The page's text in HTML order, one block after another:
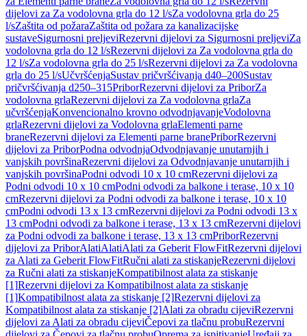
dijelovi za Za vodolovna grla do 12 l/sZa vodolovna grla do 25
l/sZaštita od požaraZaštita od požara za kanalizacijske
sustaveSigurnosni preljeviRezervni dijelovi za Sigurnosni preljeviZa
vodolovna grla do 12 l/sRezervni dijelovi za Za vodolovna grla do
12 l/sZa vodolovna grla do 25 l/sRezervni dijelovi za Za vodolovna
grla do 25 l/sUčvršćenjaSustav pričvršćivanja d40–200Sustav
pričvršćivanja d250–315PriborRezervni dijelovi za PriborZa
vodolovna grlaRezervni dijelovi za Za vodolovna grlaZa
učvršćenjaKonvencionalno krovno odvodnjavanjeVodolovna
grlaRezervni dijelovi za Vodolovna grlaElementi parne
braneRezervni dijelovi za Elementi parne branePriborRezervni
dijelovi za PriborPodna odvodnjaOdvodnjavanje unutarnjih i
vanjskih površinaRezervni dijelovi za Odvodnjavanje unutarnjih i
vanjskih površinaPodni odvodi 10 x 10 cmRezervni dijelovi za
Podni odvodi 10 x 10 cmPodni odvodi za balkone i terase, 10 x 10
cmRezervni dijelovi za Podni odvodi za balkone i terase, 10 x 10
cmPodni odvodi 13 x 13 cmRezervni dijelovi za Podni odvodi 13 x
13 cmPodni odvodi za balkone i terase, 13 x 13 cmRezervni dijelovi
za Podni odvodi za balkone i terase, 13 x 13 cmPriborRezervni
dijelovi za PriborAlatiAlatiAlati za Geberit FlowFitRezervni dijelovi
za Alati za Geberit FlowFitRučni alati za stiskanjeRezervni dijelovi
za Ručni alati za stiskanjeKompatibilnost alata za stiskanje
[1]Rezervni dijelovi za Kompatibilnost alata za stiskanje
[1]Kompatibilnost alata za stiskanje [2]Rezervni dijelovi za
Kompatibilnost alata za stiskanje [2]Alati za obradu cijeviRezervni
dijelovi za Alati za obradu cijeviČepovi za tlačnu probuRezervni